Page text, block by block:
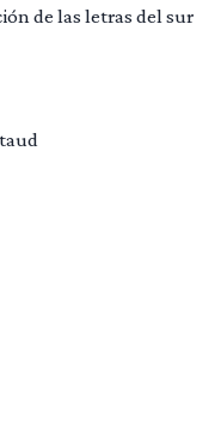
de las letras del sur